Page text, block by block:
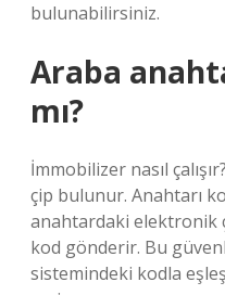
bulunabilirsiniz.
Araba
mı?
İmmobilizer nasıl
çip bulunur. Anahtarı
anahtardaki elektronik
kod gönderir. Bu
sistemindeki kodla